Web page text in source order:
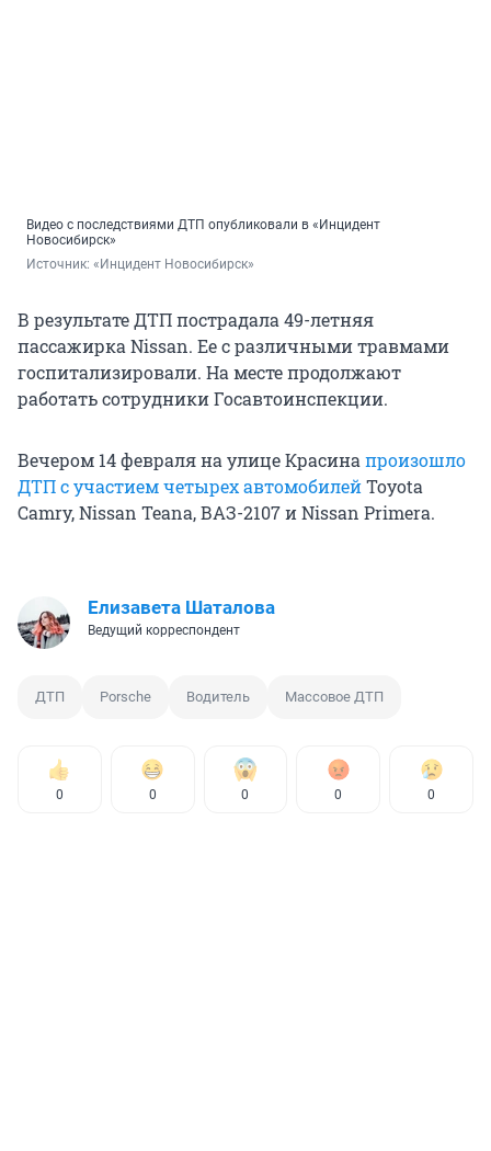
Видео с последствиями ДТП опубликовали в «Инцидент
Новосибирск»
Источник: «Инцидент Новосибирск»
В результате ДТП пострадала 49-летняя
пассажирка Nissan. Ее с различными травмами
госпитализировали. На месте продолжают
работать сотрудники Госавтоинспекции.
Вечером 14 февраля на улице Красинапроизошло
ДТП с участием четырех автомобилейToyota
Camry, Nissan Teana, ВАЗ-2107 и Nissan Primera.
Елизавета Шаталова
Ведущий корреспондент
ДТП Porsche Водитель Массовое ДТП
0 0 0 0 0